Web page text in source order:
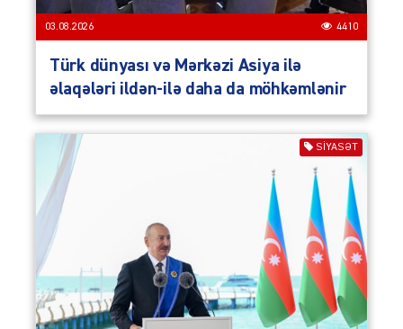
03.08.2026 4410
Türk dünyası və Mərkəzi Asiya ilə
əlaqələri ildən-ilə daha da möhkəmlənir
SIYASƏT